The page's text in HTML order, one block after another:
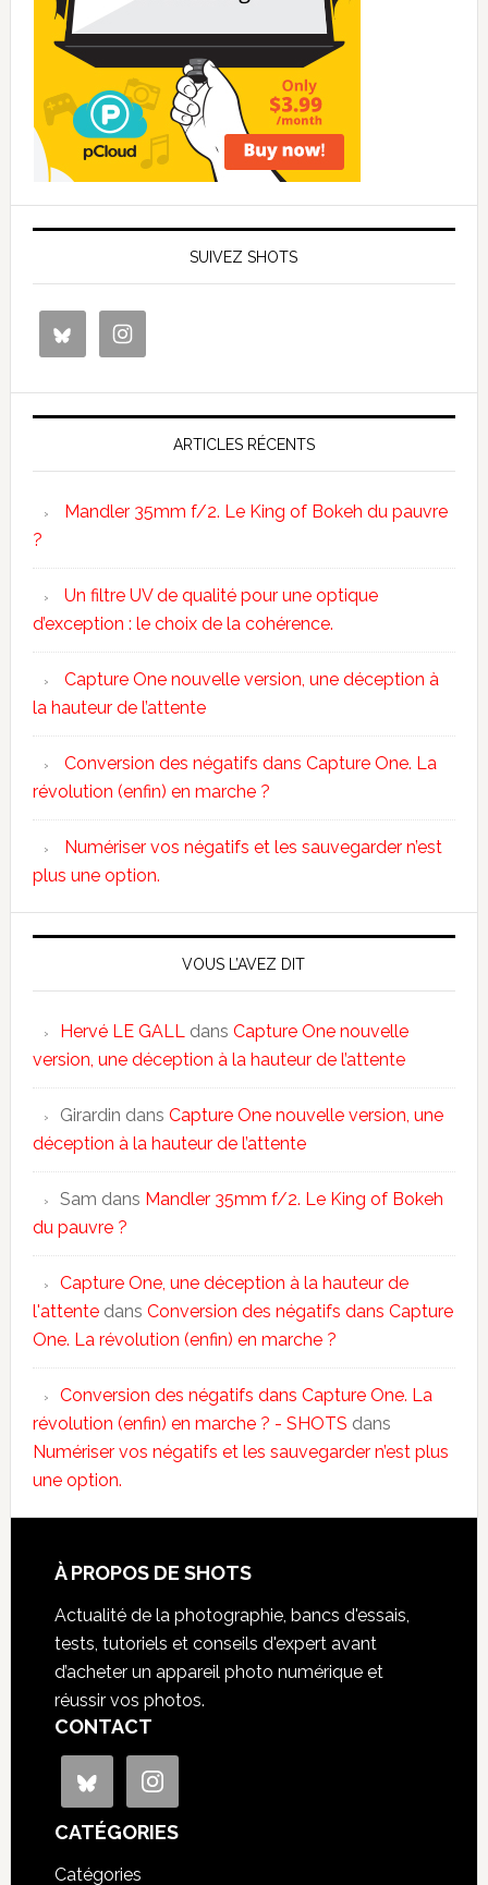
SUIVEZ SHOTS
ARTICLES RÉCENTS
Mandler 35mm f/2. Le King of Bokeh du pauvre
?
Un filtre UV de qualité pour une optique
d’exception : le choix de la cohérence.
Capture One nouvelle version, une déception à
la hauteur de l’attente
Conversion des négatifs dans Capture One. La
révolution (enfin) en marche ?
Numériser vos négatifs et les sauvegarder n’est
plus une option.
VOUS L’AVEZ DIT
Hervé LE GALL dans Capture One nouvelle
version, une déception à la hauteur de l’attente
Girardin dans Capture One nouvelle version, une
déception à la hauteur de l’attente
Sam dans Mandler 35mm f/2. Le King of Bokeh
du pauvre ?
Capture One, une déception à la hauteur de
l'attentedans Conversion des négatifs dans Capture
One. La révolution (enfin) en marche ?
Conversion des négatifs dans Capture One. La
révolution (enfin) en marche ? - SHOTS dans
Numériser vos négatifs et les sauvegarder n’est plus
une option.
À PROPOS DE SHOTS
Actualité de la photographie, bancs d'essais,
tests, tutoriels et conseils d'expert avant
d’acheter un appareil photo numérique et
réussir vos photos.
CONTACT
CATÉGORIES
Catégories